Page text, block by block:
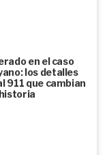
en el caso
los detalles
911 que cambian